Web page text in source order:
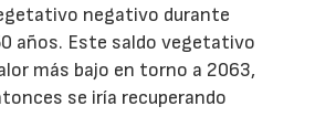
negativo durante
años. Este saldo vegetativo
más bajo en torno a 2063,
se iría recuperando